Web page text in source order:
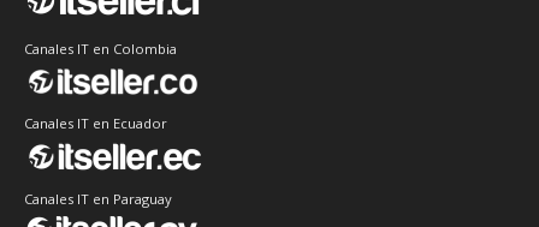
Canales IT en Colombia
Canales IT en Ecuador
Canales IT en Paraguay